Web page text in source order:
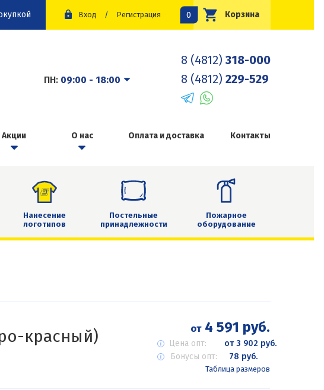
Вход / Регистрация Корзина
0
ПН: 09:00 - 18:00
8 (4812) 318-000
8 (4812) 229-529
Акции О нас Оплата и доставка Контакты
Нанесение
логотипов
Постельные
принадлежности
Пожарное
оборудование
красный) от4 591 руб.
Цена опт:
от 3 902 руб.
Бонусы опт:
78 руб.
Таблица размеров